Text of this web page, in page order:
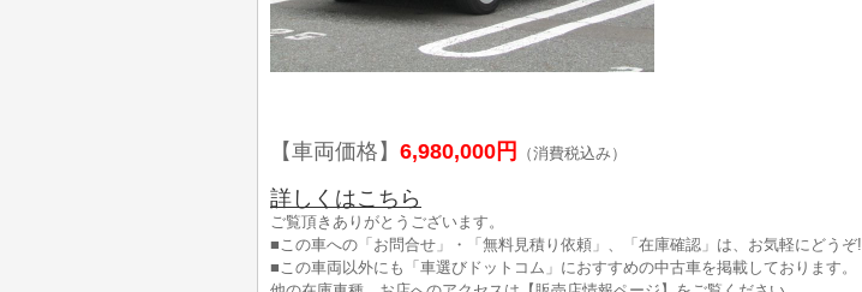
【車両価格】 6,980,000円 （消費税込み）
詳しくはこちら
ご覧頂きありがとうございます。
■この車への「お問合せ」・「無料見積り依頼」、「在庫確認」は、お気軽にどうぞ!
■この車両以外にも「車選びドットコム」におすすめの中古車を掲載しております。